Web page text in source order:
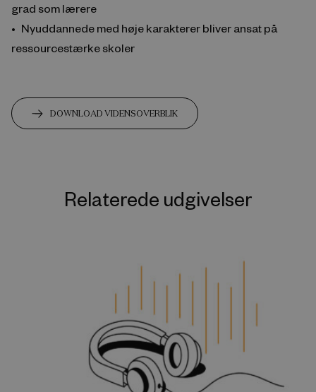
grad som lærere
Nyuddannede med høje karakterer bliver ansat på
ressourcestærke skoler
DOWNLOAD VIDENSOVERBLIK
Relaterede udgivelser